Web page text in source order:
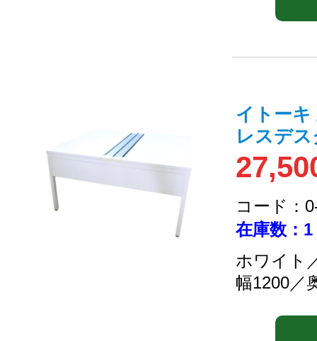
イトー
レスデス
コード：
在庫数：1
ホワイト
幅1200／